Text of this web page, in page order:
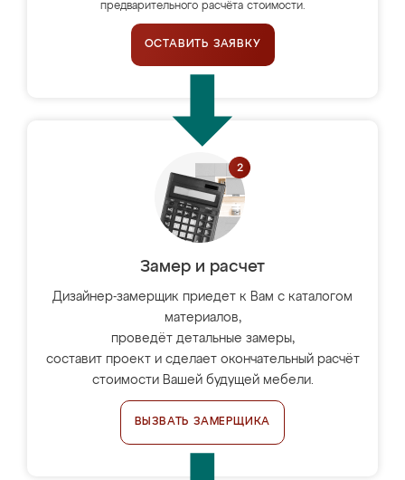
предварительного расчёта стоимости.
ОСТАВИТЬ ЗАЯВКУ
Замер и расчет
Дизайнер-замерщик приедет к Вам с каталогом
материалов,
проведёт детальные замеры,
составит проект и сделает окончательный расчёт
стоимости Вашей будущей мебели.
ВЫЗВАТЬ ЗАМЕРЩИКА